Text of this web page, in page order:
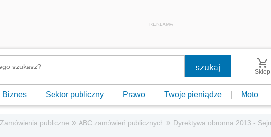
REKLAMA
Sklep
Biznes Sektor publiczny Prawo Twoje pieniądze Moto
Zamówienia publiczne » ABC zamówień publicznych » Dyrektywa obronna 2013 -